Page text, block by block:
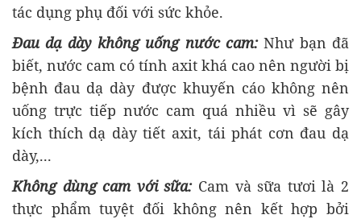
tác dụng phụ đối với sức khỏe.
Đau dạ dày không uống nước cam: Như bạn đã
biết, nước cam có tính axit khá cao nên người bị
bệnh đau dạ dày được khuyến cáo không nên
uống trực tiếp nước cam quá nhiều vì sẽ gây
kích thích dạ dày tiết axit, tái phát cơn đau dạ
dày,...
Không dùng cam với sữa: Cam và sữa tươi là 2
thực phẩm tuyệt đối không nên kết hợp bởi